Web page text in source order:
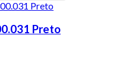
Preto